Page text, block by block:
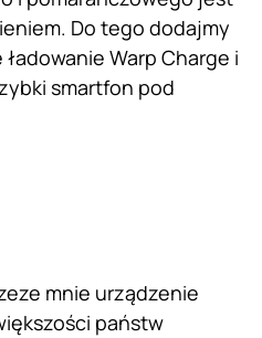
Do tego dodajmy
Warp Charge i
smartfon pod
mnie urządzenie
państw